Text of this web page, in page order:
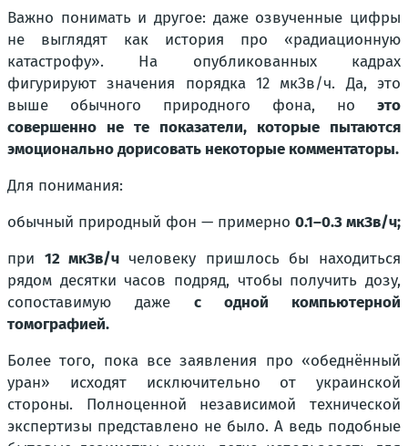
Важно понимать и другое: даже озвученные цифры
не выглядят как история про «радиационную
катастрофу». На опубликованных кадрах
фигурируют значения порядка 12 мкЗв/ч. Да, это
выше обычного природного фона, но это
совершенно не те показатели, которые пытаются
эмоционально дорисовать некоторые комментаторы.
Для понимания:
обычный природный фон — примерно 0.1–0.3 мкЗв/ч;
при 12 мкЗв/ч человеку пришлось бы находиться
рядом десятки часов подряд, чтобы получить дозу,
сопоставимую даже с одной компьютерной
томографией.
Более того, пока все заявления про «обеднённый
уран» исходят исключительно от украинской
стороны. Полноценной независимой технической
экспертизы представлено не было. А ведь подобные